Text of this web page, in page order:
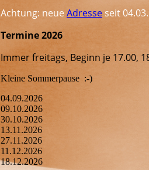
Achtung: neueAdresse seit
Termine 2026
Immer freitags, Beginn je 17.00,
Kleine Sommerpause :-)
04.09.2026
09.10.2026
30.10.2026
13.11.2026
27.11.2026
11.12.2026
18.12.2026